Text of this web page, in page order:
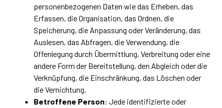
personenbezogenen Daten wie das Erheben, das
Erfassen, die Organisation, das Ordnen, die
Speicherung, die Anpassung oder Veränderung, das
Auslesen, das Abfragen, die Verwendung, die
Offenlegung durch Übermittlung, Verbreitung oder eine
andere Form der Bereitstellung, den Abgleich oder die
Verknüpfung, die Einschränkung, das Löschen oder
die Vernichtung.
Betroffene Person: Jede identifizierte oder